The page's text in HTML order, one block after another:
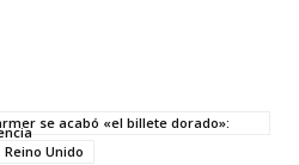
se acabó «el billete dorado»:
Reino Unido